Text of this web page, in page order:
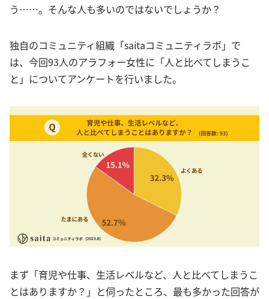
う……。そんな人も多いのではないでしょうか？
独自のコミュニティ組織「saitaコミュニティラボ」で
は、今回93人のアラフォー女性に「人と比べてしまうこ
と」についてアンケートを行いました。
まず「育児や仕事、生活レベルなど、人と比べてしまうこ
とはありますか？」と伺ったところ、最も多かった回答が